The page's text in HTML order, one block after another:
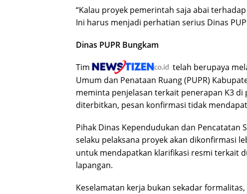
“Kalau proyek pemerintah saja abai
Ini harus menjadi perhatian serius Dinas
Dinas PUPR Bungkam
Tim
telah berupaya
Umum dan Penataan Ruang (PUPR)
meminta penjelasan terkait penerapan K3
diterbitkan, pesan konfirmasi tidak
Pihak Dinas Kependudukan dan Pencatatan
selaku pelaksana proyek akan dikonfirmasi
untuk mendapatkan klarifikasi resmi terkait
lapangan.
Keselamatan kerja bukan sekadar